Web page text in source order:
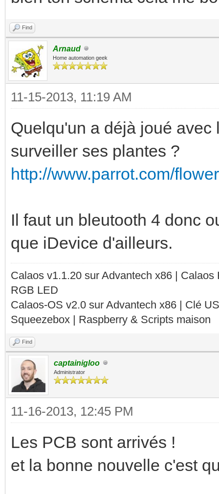
Find
Arnaud
Home automation geek
11-15-2013, 11:19 AM
Quelqu'un a déjà joué
surveiller ses plantes ?
http://www.parrot.com/
Il faut un bleutooth 4 donc
que iDevice d'ailleurs.
Calaos v1.1.20 sur Advantech x86 |
RGB LED
Calaos-OS v2.0 sur Advantech x86 | Clé
Squeezebox | Raspberry & Scripts maison
Find
captainigloo
Administrator
11-16-2013, 12:45 PM
Les PCB sont arrivés !
et la bonne nouvelle c'est